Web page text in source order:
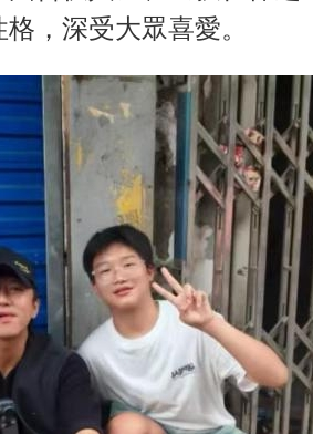
，深受大眾喜愛。